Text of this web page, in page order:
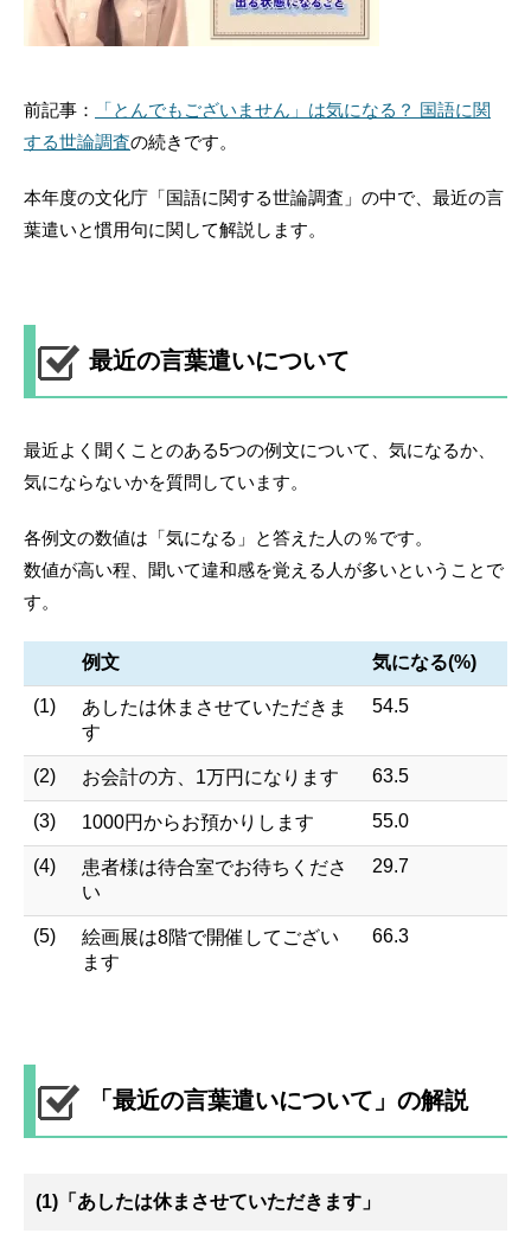
前記事：
「とんでもございません」は気になる？ 国語に関
する世論調査の続きです。
本年度の文化庁「国語に関する世論調査」の中で、最近の言
葉遣いと慣用句に関して解説します。
最近の言葉遣いについて
最近よく聞くことのある5つの例文について、気になるか、
気にならないかを質問しています。
各例文の数値は「気になる」と答えた人の％です。
数値が高い程、聞いて違和感を覚える人が多いということで
す。
例文 気になる(%)
(1)
あしたは休まさせていただきま
す
54.5
(2) お会計の方、1万円になります 63.5
(3) 1000円からお預かりします 55.0
(4)
患者様は待合室でお待ちくださ
い
29.7
(5)
絵画展は8階で開催してござい
ます
66.3
「最近の言葉遣いについて」の解説
(1)「あしたは休まさせていただきます」